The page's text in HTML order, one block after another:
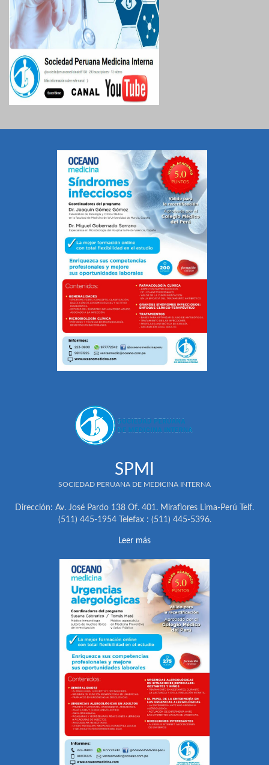
SPMI
SOCIEDAD PERUANA DE MEDICINA INTERNA
Dirección: Av. José Pardo 138 Of. 401. Miraflores Lima-Perú Telf.
(511) 445-1954 Telefax : (511) 445-5396.
Leer más